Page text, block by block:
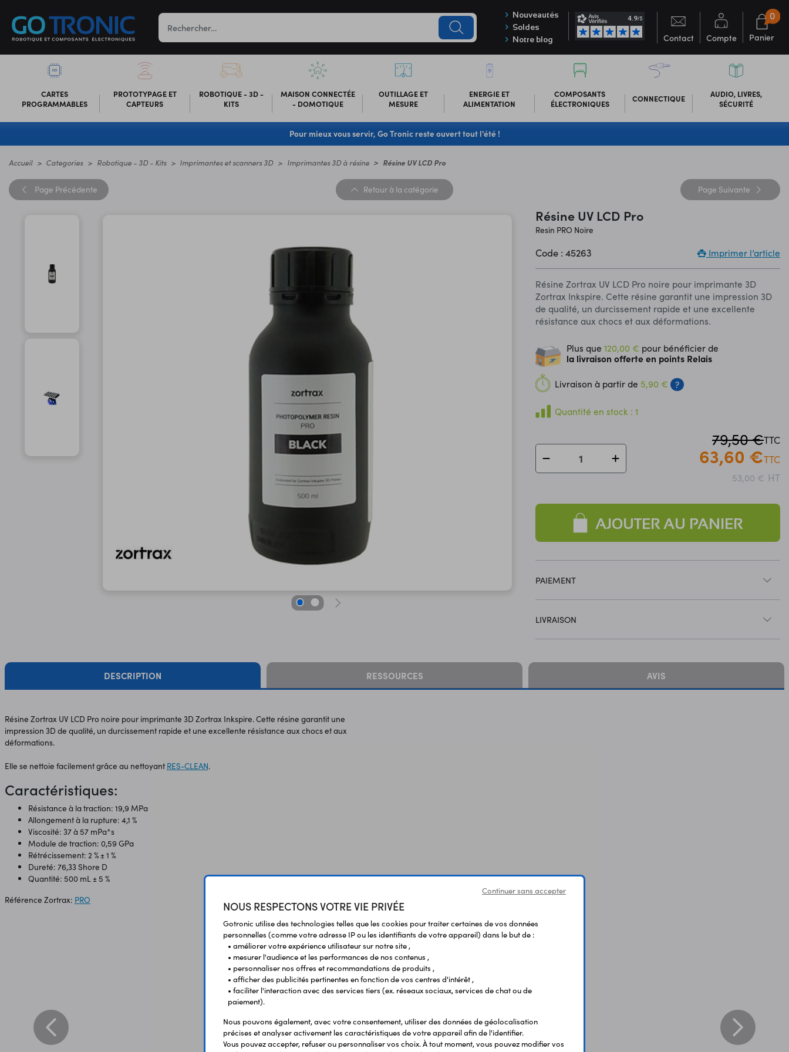
Nouveautés
Soldes
Notre blog
Contact Compte Panier
0
CARTES
PROGRAMMABLES
PROTOTYPAGE ET
CAPTEURS
ROBOTIQUE - 3D -
KITS
MAISON CONNECTÉE
- DOMOTIQUE
OUTILLAGE ET
MESURE
ENERGIE ET
ALIMENTATION
COMPOSANTS
ÉLECTRONIQUES
CONNECTIQUE
AUDIO, LIVRES,
SÉCURITÉ
Pour mieux vous servir, Go Tronic reste ouvert tout l'été !
Accueil Categories Robotique - 3D - Kits Imprimantes et scanners 3D Imprimantes 3D à résine Résine UV LCD Pro
Page Précédente Retour à la catégorie Page Suivante
Résine UV LCD Pro
Resin PRO Noire
Code : 45263 Imprimer l’article
Résine Zortrax UV LCD Pro noire pour imprimante 3D
Zortrax Inkspire. Cette résine garantit une impression 3D
de qualité, un durcissement rapide et une excellente
résistance aux chocs et aux déformations.
Plus que120,00 € pour bénéficier de
la livraison offerte en points Relais
Livraison à partir de 5,90 € ?
Quantité en stock : 1
79,50 €TTC
63,60 €TTC
53,00 € HT
AJOUTER AU PANIER
PAIEMENT
LIVRAISON
DESCRIPTION RESSOURCES AVIS
Résine Zortrax UV LCD Pro noire pour imprimante 3D Zortrax Inkspire. Cette résine garantit une
impression 3D de qualité, un durcissement rapide et une excellente résistance aux chocs et aux
déformations.
Elle se nettoie facilement grâce au nettoyant RES-CLEAN.
Caractéristiques:
Résistance à la traction: 19,9 MPa
Allongement à la rupture: 4,1 %
Viscosité: 37 à 57 mPa*s
Module de traction: 0,59 GPa
Rétrécissement: 2 % ± 1 %
Dureté: 76,33 Shore D
Quantité: 500 mL ± 5 %
Référence Zortrax: PRO
Produits liés à cet article
Continuer sans accepter
NOUS RESPECTONS VOTRE VIE PRIVÉE
Gotronic utilise des technologies telles que les cookies pour traiter certaines de vos données
personnelles (comme votre adresse IP ou les identifiants de votre appareil) dans le but de :
• améliorer votre expérience utilisateur sur notre site ,
• mesurer l'audience et les performances de nos contenus ,
• personnaliser nos offres et recommandations de produits ,
• afficher des publicités pertinentes en fonction de vos centres d'intérêt ,
• faciliter l'interaction avec des services tiers (ex. réseaux sociaux, services de chat ou de
paiement).
Nous pouvons également, avec votre consentement, utiliser des données de géolocalisation
précises et analyser activement les caractéristiques de votre appareil afin de l'identifier.
Vous pouvez accepter, refuser ou personnaliser vos choix. À tout moment, vous pouvez modifier vos